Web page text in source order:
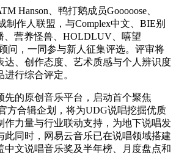
Hanson、鸭打鹅成员Gooooose、
制作人联盟，与Complex中文、BIE别
、营养怪兽、HOLDLUV、嘻望
问，一同参与新人征集评选。评审将
达、创作态度、艺术质感与个人辨识度
行综合评定。
先的原创音乐平台，启动首个聚焦
方合辑企划，将为UDG说唱挖掘优质
作力量与行业联动支持，为地下说唱发
此同时，网易云音乐已在说唱领域搭建
中文说唱音乐奖及半年榜、月度盘点和